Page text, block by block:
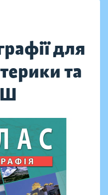
для
та